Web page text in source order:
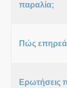
παραλία;
Πώς
Ερωτήσεις